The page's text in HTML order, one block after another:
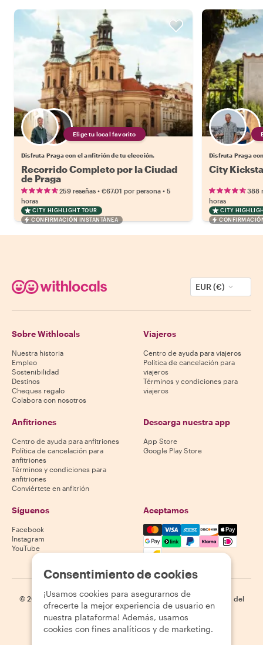
Elige tu local favorito
Disfruta Praga con el anfitrión de tu elección.
Recorrido Completo por la Ciudad
de Praga
259 reseñas • €67.01 por persona • 5
horas
CITY HIGHLIGHT TOUR
CONFIRMACIÓN INSTANTÁNEA
Disfruta Praga
City
388
horas
CITY
EUR (€)
Sobre Withlocals
Nuestra historia
Empleo
Sostenibilidad
Destinos
Cheques regalo
Colabora con nosotros
Viajeros
Centro de ayuda para viajeros
Política de cancelación para
viajeros
Términos y condiciones para
viajeros
Anfitriones
Centro de ayuda para anfitriones
Política de cancelación para
anfitriones
Términos y condiciones para
anfitriones
Conviértete en anfitrión
Descarga nuestra app
App Store
Google Play Store
Síguenos
Facebook
Instagram
YouTube
Aceptamos
Mastercard, Visa, Amex,
© 2026 Withlocals.com | Política de privacidad | Cookies
Mapa del
sitio
Consentimiento de cookies
¡Usamos cookies para asegurarnos de
ofrecerte la mejor experiencia de usuario en
nuestra plataforma! Además, usamos
cookies con fines analíticos y de marketing.